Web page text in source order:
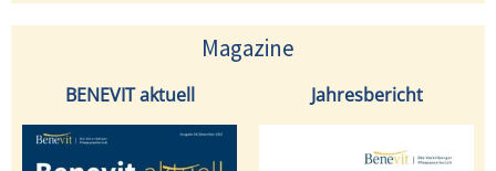
Magazine
BENEVIT aktuell Jahresbericht